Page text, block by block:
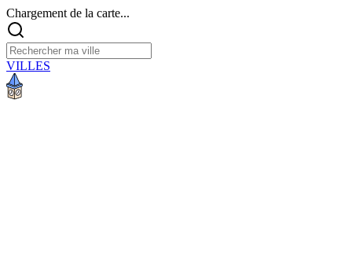
Chargement de la carte...
VILLES